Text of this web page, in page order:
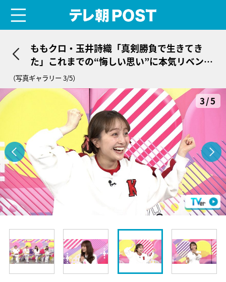
ももクロ・玉井詩織「真剣勝負で生きてき
た」これまでの“悔しい思い”に本気リベン
ジ！
（写真ギャラリー 3/5）
3/5